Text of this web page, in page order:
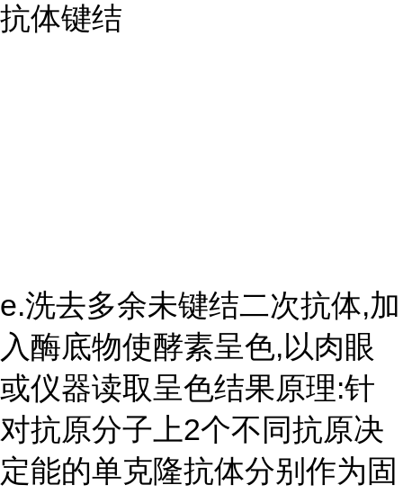
抗体键结
e.洗去多余未键结二次抗体,加
入酶底物使酵素呈色,以肉眼
或仪器读取呈色结果原理:针
对抗原分子上2个不同抗原决
定能的单克隆抗体分别作为固